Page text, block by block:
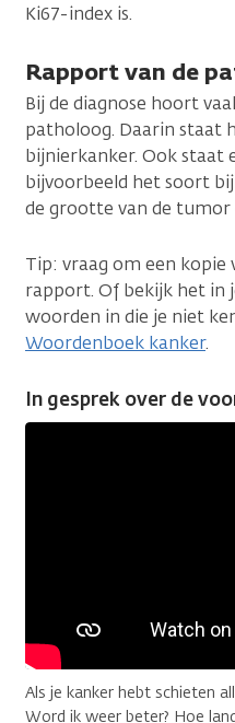
Ki67-index is.
Rapport van de
Bij de diagnose hoort
patholoog. Daarin staat
bijnierkanker. Ook staat
bijvoorbeeld het soort
de grootte van de tumor
Tip: vraag om een kopie
rapport. Of bekijk het in
woorden in die je niet
Woordenboek kanker.
In gesprek over de
Als je kanker hebt schieten
Word ik weer beter? Hoe